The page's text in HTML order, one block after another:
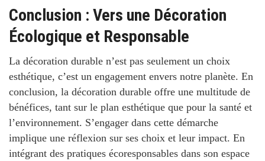
Conclusion : Vers une Décoration
Écologique et Responsable
La décoration durable n’est pas seulement un choix
esthétique, c’est un engagement envers notre planète. En
conclusion, la décoration durable offre une multitude de
bénéfices, tant sur le plan esthétique que pour la santé et
l’environnement. S’engager dans cette démarche
implique une réflexion sur ses choix et leur impact. En
intégrant des pratiques écoresponsables dans son espace